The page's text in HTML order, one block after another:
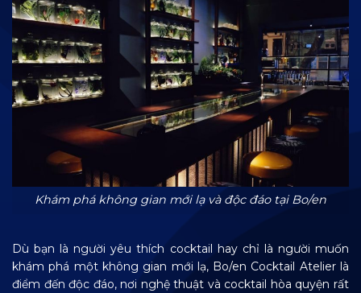
Khám phá không gian mới lạ và độc đáo tại Bo/en
Dù bạn là người yêu thích cocktail hay chỉ là người muốn
khám phá một không gian mới lạ, Bo/en Cocktail Atelier là
điểm đến độc đáo, nơi nghệ thuật và cocktail hòa quyện rất